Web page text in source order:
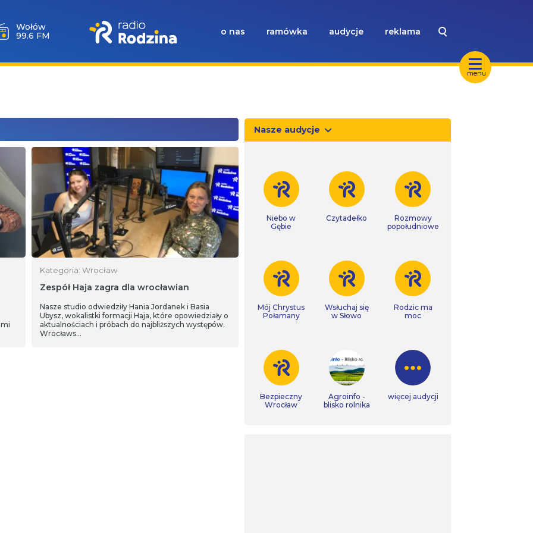
menu
Wołów
99.6 FM
o nas ramówka audycje reklama
Kategoria: Wrocław
Zespół Haja zagra dla wrocławian
Nasze studio odwiedziły Hania Jordanek i Basia
Ubysz, wokalistki formacji Haja, które opowiedziały o
aktualnościach i próbach do najbliższych występów.
Wrocławs…
Nasze audycje
Niebo w
Gębie
Czytadełko
Rozmowy
popołudniowe
Mój Chrystus
Połamany
Wsłuchaj się
w Słowo
Rodzic ma
moc
Bezpieczny
Wrocław
Agroinfo -
blisko rolnika
więcej audycji